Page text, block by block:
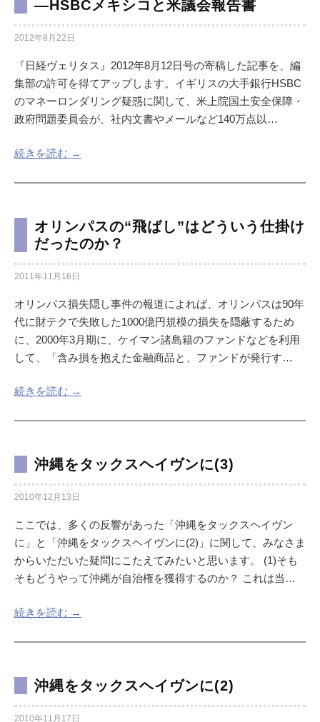
―HSBCメキシコと米議会報告書
2012年8月22日
『日経ヴェリタス』2012年8月12日号の寄稿した記事を、編
集部の許可を得てアップします。イギリスの大手銀行HSBC
のマネーロンダリング疑惑に関して、米上院国土安全保障・
政府問題委員会が、社内文書やメールなど140万点以…
続きを読む →
オリンパスの“飛ばし”はどういう仕掛け
だったのか？
2011年11月16日
オリンパス損失隠し事件の報道によれば、オリンパスは90年
代に財テクで失敗した1000億円規模の損失を隠蔽するため
に、2000年3月期に、ケイマン諸島籍のファンドなどを利用
して、「含み損を抱えた金融商品と、ファンドが発行す…
続きを読む →
沖縄をタックスヘイヴンに(3)
2010年12月13日
ここでは、多くの反響があった「沖縄をタックスヘイヴン
に」と「沖縄をタックスヘイヴンに(2)」に関して、みなさま
からいただいた疑問にこたえてみたいと思います。 (1)そも
そもどうやって沖縄が自治権を獲得するのか？ これは当…
続きを読む →
沖縄をタックスヘイヴンに(2)
2010年11月17日